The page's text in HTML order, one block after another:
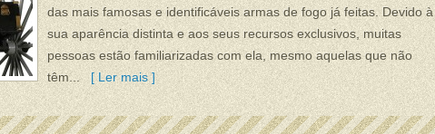
das mais famosas e identificáveis armas de fogo já feitas. Devido à
sua aparência distinta e aos seus recursos exclusivos, muitas
pessoas estão familiarizadas com ela, mesmo aquelas que não
têm... [ Ler mais ]